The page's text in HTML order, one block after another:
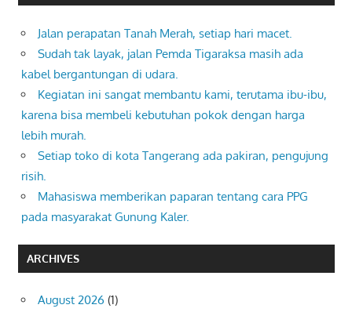
Jalan perapatan Tanah Merah, setiap hari macet.
Sudah tak layak, jalan Pemda Tigaraksa masih ada
kabel bergantungan di udara.
Kegiatan ini sangat membantu kami, terutama ibu-ibu,
karena bisa membeli kebutuhan pokok dengan harga
lebih murah.
Setiap toko di kota Tangerang ada pakiran, pengujung
risih.
Mahasiswa memberikan paparan tentang cara PPG
pada masyarakat Gunung Kaler.
ARCHIVES
August 2026 (1)